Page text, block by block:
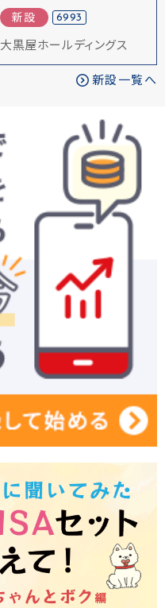
新設 6993
大黒屋ホールディングス
新設一覧へ